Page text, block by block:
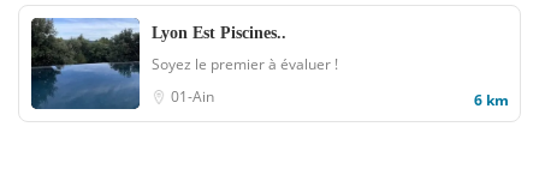
Lyon Est Piscines..
Soyez le premier à évaluer !
01-Ain
6 km